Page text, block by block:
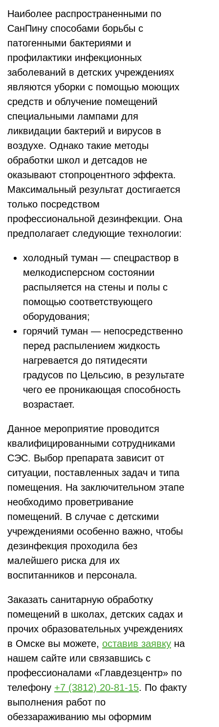
Наиболее распространенными по
СанПину способами борьбы с
патогенными бактериями и
профилактики инфекционных
заболеваний в детских учреждениях
являются уборки с помощью моющих
средств и облучение помещений
специальными лампами для
ликвидации бактерий и вирусов в
воздухе. Однако такие методы
обработки школ и детсадов не
оказывают стопроцентного эффекта.
Максимальный результат достигается
только посредством
профессиональной дезинфекции. Она
предполагает следующие технологии:
холодный туман — спецраствор в
мелкодисперсном состоянии
распыляется на стены и полы с
помощью соответствующего
оборудования;
горячий туман — непосредственно
перед распылением жидкость
нагревается до пятидесяти
градусов по Цельсию, в результате
чего ее проникающая способность
возрастает.
Данное мероприятие проводится
квалифицированными сотрудниками
СЭС. Выбор препарата зависит от
ситуации, поставленных задач и типа
помещения. На заключительном этапе
необходимо проветривание
помещений. В случае с детскими
учреждениями особенно важно, чтобы
дезинфекция проходила без
малейшего риска для их
воспитанников и персонала.
Заказать санитарную обработку
помещений в школах, детских садах и
прочих образовательных учреждениях
в Омске вы можете, оставив заявку на
нашем сайте или связавшись с
профессионалами «Главдезцентр» по
телефону +7 (3812) 20-81-15. По факту
выполнения работ по
обеззараживанию мы оформим